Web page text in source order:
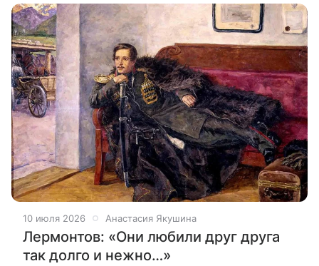
10 июля 2026 Анастасия Якушина
Лермонтов: «Они любили друг друга
так долго и нежно…»